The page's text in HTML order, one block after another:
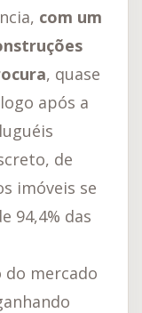
com um
, quase
após a
de
imóveis se
94,4% das
do mercado